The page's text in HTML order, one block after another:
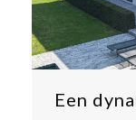
Een